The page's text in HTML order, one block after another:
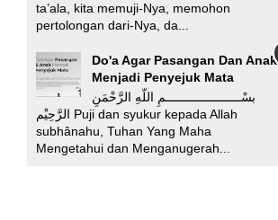
ta’ala, kita memuji-Nya, memohon
pertolongan dari-Nya, da...
Do'a Agar Pasangan Dan Anak
Menjadi Penyejuk Mata
بسْـــــــــــــــــــــمِ اللّهِ الرَّحْمَنِ
الرَّحِيْم Puji dan syukur kepada Allah
subhânahu, Tuhan Yang Maha
Mengetahui dan Menganugerah...